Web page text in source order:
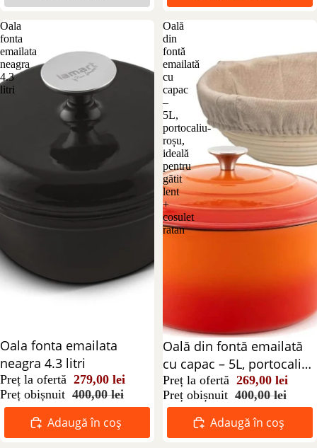
Oala
fonta
emailata
neagra
4.3
litri
Reducere 30%
Oala fonta emailata
neagra 4.3 litri
Preț la ofertă 279,00 lei
Preț obișnuit 400,00 lei
Adaugă în coș
Oală
din
fontă
emailată
cu
capac
–
5L,
portocaliu-
roșu,
ideală
pentru
gătit
lent
+
cosulet
ratan
Reducere 33%
Oală din fontă emailată
cu capac – 5L, portocaliu-
roșu, ideală pentru gătit
lent + cosulet ratan
Preț la ofertă 269,00 lei
Preț obișnuit 400,00 lei
Adaugă în coș